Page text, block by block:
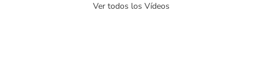
Ver todos los Vídeos